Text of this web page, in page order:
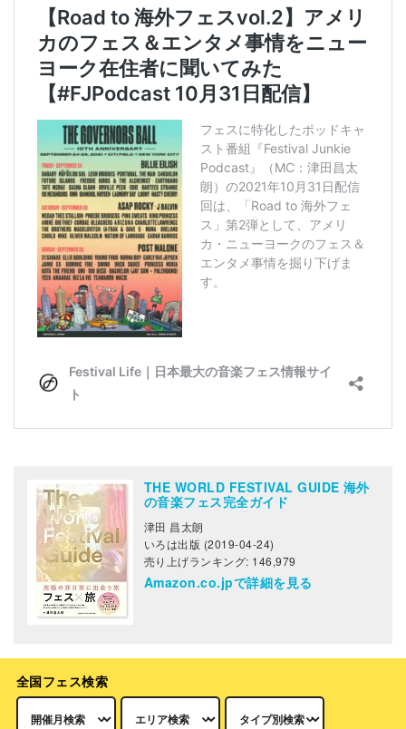
THE WORLD FESTIVAL GUIDE 海外
の音楽フェス完全ガイド
津田 昌太朗
いろは出版 (2019-04-24)
売り上げランキング: 146,979
Amazon.co.jpで詳細を見る
全国フェス検索